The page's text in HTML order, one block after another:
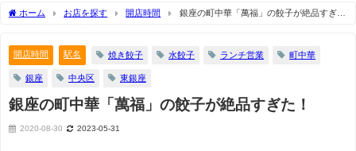
ホーム お店を探す 開店時間
銀座の町中華「萬福」の餃子が絶品すぎ
開店時間 駅名 焼き餃子 水餃子 ランチ営業 町中華
銀座 中央区 東銀座
銀座の町中華「萬福」の餃子が絶品すぎた！
2020-08-30 2023-05-31